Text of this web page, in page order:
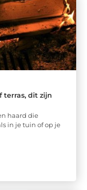
terras, dit zijn
haard die
in je tuin of op je